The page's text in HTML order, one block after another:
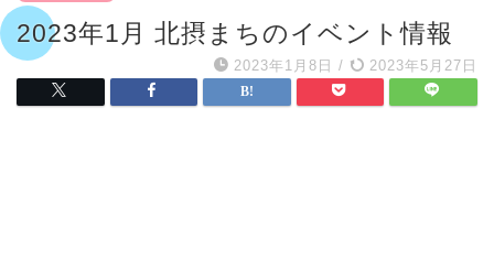
2023年1月 北摂まちのイベント情報
2023年1月8日 / 2023年5月27日